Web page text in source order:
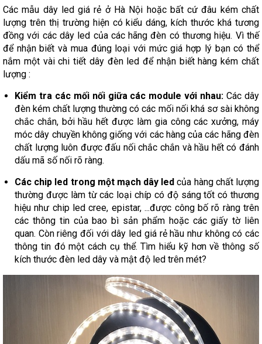
Các mẫu dây led giá rẻ ở Hà Nội hoặc bất cứ đâu kém chất
lượng trên thị trường hiện có kiểu dáng, kích thước khá tương
đồng với các dây led của các hãng đèn có thương hiệu. Vì thế
để nhận biết và mua đúng loại với mức giá hợp lý bạn có thể
nắm một vài chi tiết dây đèn led để nhận biết hàng kém chất
lượng :
Kiểm tra các mối nối giữa các module với nhau: Các dây
đèn kém chất lượng thường có các mối nối khá sơ sài không
chắc chắn, bởi hầu hết được làm gia công các xưởng, máy
móc dây chuyền không giống với các hàng của các hãng đèn
chất lượng luôn được đấu nối chắc chắn và hầu hết có đánh
dấu mã số nối rõ ràng.
Các chip led trong một mạch dây led của hàng chất lượng
thường được làm từ các loại chíp có độ sáng tốt có thương
hiệu như chip led cree, epistar, ...được công bố rõ ràng trên
các thông tin của bao bì sản phẩm hoặc các giấy tờ liên
quan. Còn riêng đối với dây led giá rẻ hầu như không có các
thông tin đó một cách cụ thể. Tìm hiểu kỹ hơn về thông số
kích thước đèn led dây và mật độ led trên mét?